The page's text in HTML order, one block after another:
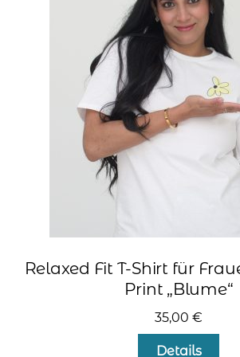
Die
der
Relaxed Fit T-Shirt für
Print „Blume“
35,00 €
Details